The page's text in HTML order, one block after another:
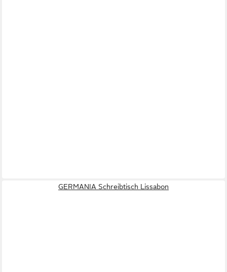
GERMANIA Schreibtisch Lissabon